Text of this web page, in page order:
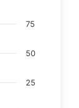
25
50
75